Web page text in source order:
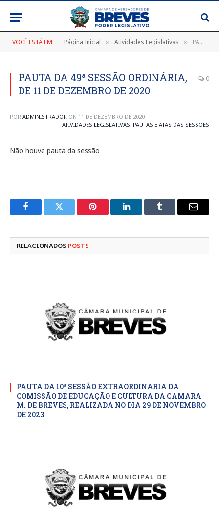
VOCÊ ESTÁ EM: Página Inicial » Atividades Legislativas » PAUTA DA 49ª SESSÃO ORDINÁRIA, DE 11 DE DEZEMBRO DE 2020
PAUTA DA 49ª SESSÃO ORDINÁRIA,
DE 11 DE DEZEMBRO DE 2020
0
POR ADMINISTRADOR ON 11 DE DEZEMBRO DE 2020
ATIVIDADES LEGISLATIVAS, PAUTAS E ATAS DAS SESSÕES
Não houve pauta da sessão
FacebookTwitter Pinterest LinkedInTumblr
E-
RELACIONADOS POSTS
PAUTA DA 10ª SESSÃO EXTRAORDINARIA DA
COMISSÃO DE EDUCAÇÃO E CULTURA DA CAMARA
M. DE BREVES, REALIZADA NO DIA 29 DE NOVEMBRO
DE 2023